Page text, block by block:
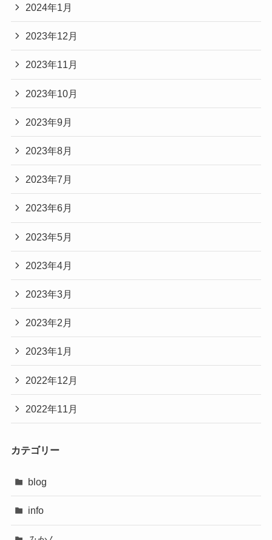
2024年1月
2023年12月
2023年11月
2023年10月
2023年9月
2023年8月
2023年7月
2023年6月
2023年5月
2023年4月
2023年3月
2023年2月
2023年1月
2022年12月
2022年11月
カテゴリー
blog
info